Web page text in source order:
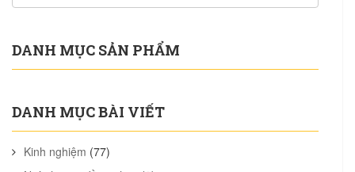
DANH MỤC SẢN PHẨM
DANH MỤC BÀI VIẾT
Kinh nghiệm (77)